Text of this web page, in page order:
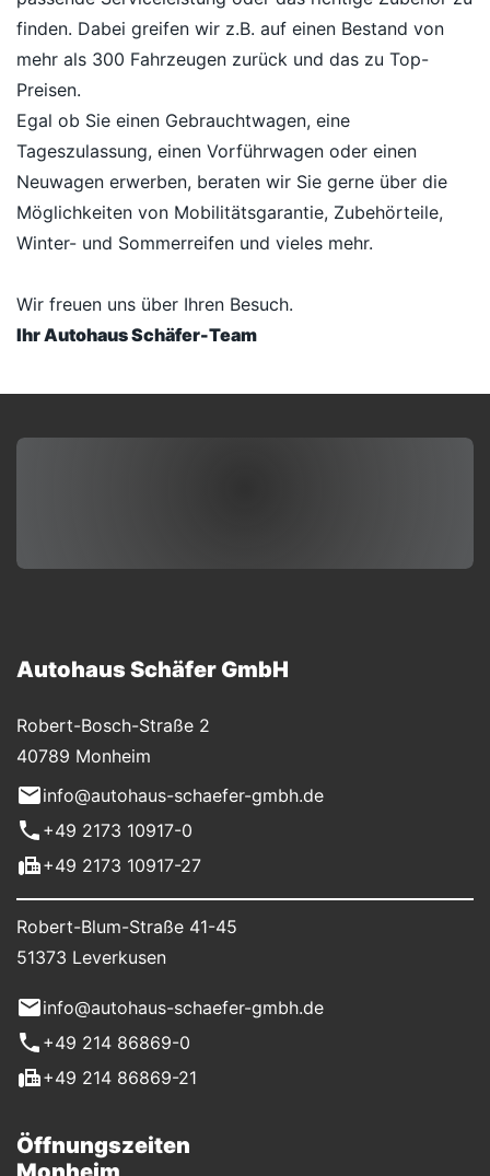
finden. Dabei greifen wir z.B. auf einen Bestand von
mehr als 300 Fahrzeugen zurück und das zu Top-
Preisen.
Egal ob Sie einen Gebrauchtwagen, eine
Tageszulassung, einen Vorführwagen oder einen
Neuwagen erwerben, beraten wir Sie gerne über die
Möglichkeiten von Mobilitätsgarantie, Zubehörteile,
Winter- und Sommerreifen und vieles mehr.
Wir freuen uns über Ihren Besuch.
Ihr Autohaus Schäfer-Team
Autohaus Schäfer GmbH
Robert-Bosch-Straße 2
40789 Monheim
info@autohaus-schaefer-gmbh.de
+49 2173 10917-0
+49 2173 10917-27
Robert-Blum-Straße 41-45
51373 Leverkusen
info@autohaus-schaefer-gmbh.de
+49 214 86869-0
+49 214 86869-21
Öffnungszeiten